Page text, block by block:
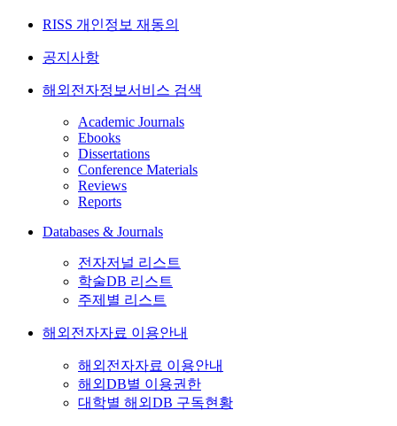
RISS 개인정보 재동의
공지사항
해외전자정보서비스 검색
Academic Journals
Ebooks
Dissertations
Conference Materials
Reviews
Reports
Databases & Journals
전자저널 리스트
학술DB 리스트
주제별 리스트
해외전자자료 이용안내
해외전자자료 이용안내
해외DB별 이용권한
대학별 해외DB 구독현황